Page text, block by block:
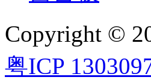
Copyright ©
粤ICP